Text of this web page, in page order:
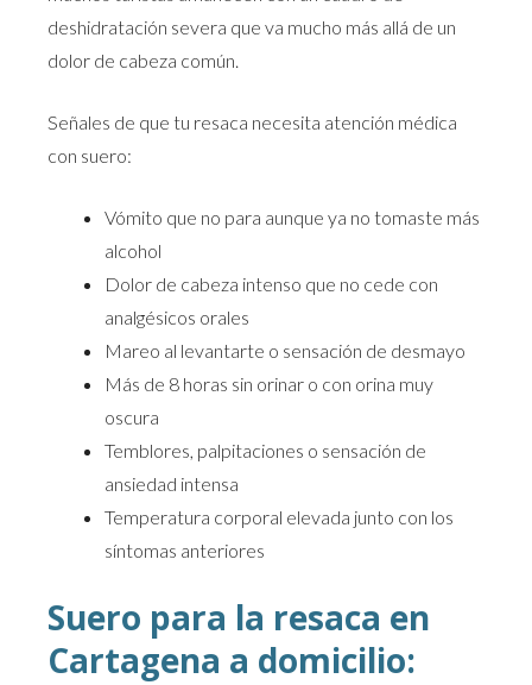
deshidratación severa que va mucho más allá de un
dolor de cabeza común.
Señales de que tu resaca necesita atención médica
con suero:
Vómito que no para aunque ya no tomaste más
alcohol
Dolor de cabeza intenso que no cede con
analgésicos orales
Mareo al levantarte o sensación de desmayo
Más de 8 horas sin orinar o con orina muy
oscura
Temblores, palpitaciones o sensación de
ansiedad intensa
Temperatura corporal elevada junto con los
síntomas anteriores
Suero para la resaca en
Cartagena a domicilio: